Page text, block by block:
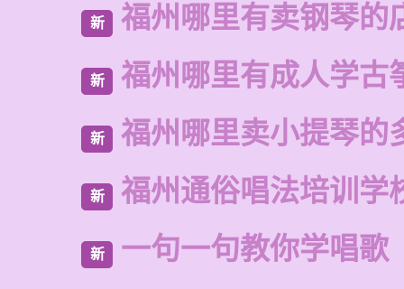
新 福州哪里有卖钢琴的
新 福州哪里有成人学古
新 福州哪里卖小提琴的
新 福州通俗唱法培训学
新 一句一句教你学唱歌